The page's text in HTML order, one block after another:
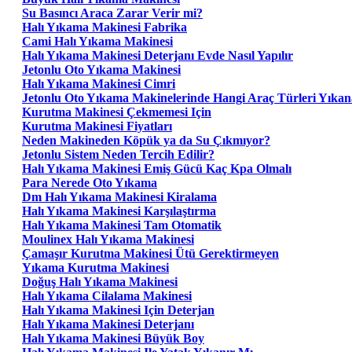
Su Basıncı Araca Zarar Verir mi?
Halı Yıkama Makinesi Fabrika
Cami Halı Yıkama Makinesi
Halı Yıkama Makinesi Deterjanı Evde Nasıl Yapılır
Jetonlu Oto Yıkama Makinesi
Halı Yıkama Makinesi Cimri
Jetonlu Oto Yıkama Makinelerinde Hangi Araç Türleri
Kurutma Makinesi Çekmemesi Için
Kurutma Makinesi Fiyatları
Neden Makineden Köpük ya da Su Çıkmıyor?
Jetonlu Sistem Neden Tercih Edilir?
Halı Yıkama Makinesi Emiş Gücü Kaç Kpa Olmalı
Para Nerede Oto Yıkama
Dm Halı Yıkama Makinesi Kiralama
Halı Yıkama Makinesi Karşılaştırma
Halı Yıkama Makinesi Tam Otomatik
Moulinex Halı Yıkama Makinesi
Çamaşır Kurutma Makinesi Ütü Gerektirmeyen
Yıkama Kurutma Makinesi
Doğuş Halı Yıkama Makinesi
Halı Yıkama Cilalama Makinesi
Halı Yıkama Makinesi Için Deterjan
Halı Yıkama Makinesi Deterjanı
Halı Yıkama Makinesi Büyük Boy